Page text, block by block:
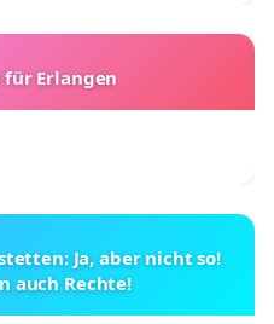
für Erlangen
Ja, aber nicht so!
auch Rechte!